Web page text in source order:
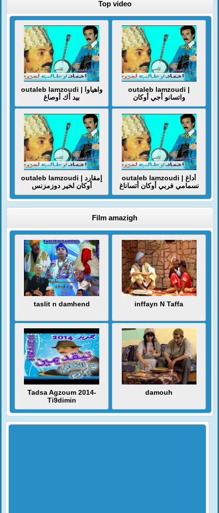
Top video
outaleb lamzoudi | واهياوا
بيد أك أوصاغ
outaleb lamzoudi |
واتسانو أجي أوكان
outaleb lamzoudi | إمقارد
أوكان لخير دوزمزنس
outaleb lamzoudi | أداغ
نسمامي فربي أوكان أتساناغ
Film amazigh
taslit n damhend inffayn N Taffa
Tadsa Agzoum 2014-
Ti9dimin
damouh